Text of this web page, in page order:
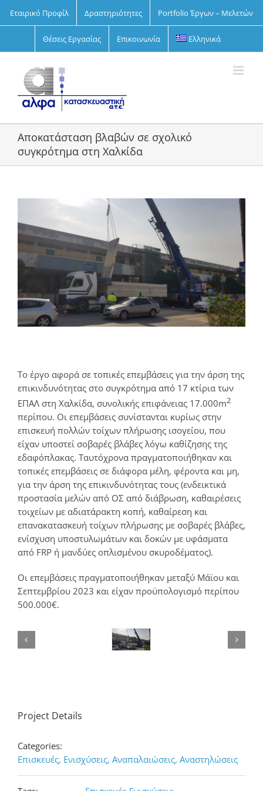
Εταιρικό Προφίλ Δραστηριότητες Portfolio Έργων – Μελετών
Θέσεις Εργασίας Επικοινωνία Ελληνικά
Αποκατάσταση βλαβών σε σχολικό
συγκρότημα στη Χαλκίδα
Το έργο αφορά σε τοπικές επεμβάσεις για την άρση της
επικινδυνότητας στο συγκρότημα από 17 κτίρια των
ΕΠΑΛ στη Χαλκίδα, συνολικής επιφάνειας 17.000m2
περίπου. Οι επεμβάσεις συνίστανται κυρίως στην
επισκευή πολλών τοίχων πλήρωσης ισογείου, που
είχαν υποστεί σοβαρές βλάβες λόγω καθίζησης της
εδαφόπλακας. Ταυτόχρονα πραγματοποιήθηκαν και
τοπικές επεμβάσεις σε διάφορα μέλη, φέροντα και μη,
για την άρση της επικινδυνότητας τους (ενδεικτικά
προστασία μελών από ΟΣ από διάβρωση, καθαιρέσεις
τοιχείων με αδιατάρακτη κοπή, καθαίρεση και
επανακατασκευή τοίχων πλήρωσης με σοβαρές βλάβες,
ενίσχυση υποστυλωμάτων και δοκών με υφάσματα
από FRP ή μανδύες οπλισμένου σκυροδέματος).
Οι επεμβάσεις πραγματοποιήθηκαν μεταξύ Μάϊου και
Σεπτεμβρίου 2023 και είχαν προϋπολογισμό περίπου
500.000€.
Project Details
Categories:
Επισκευές, Ενισχύσεις, Αναπαλαιώσεις, Αναστηλώσεις